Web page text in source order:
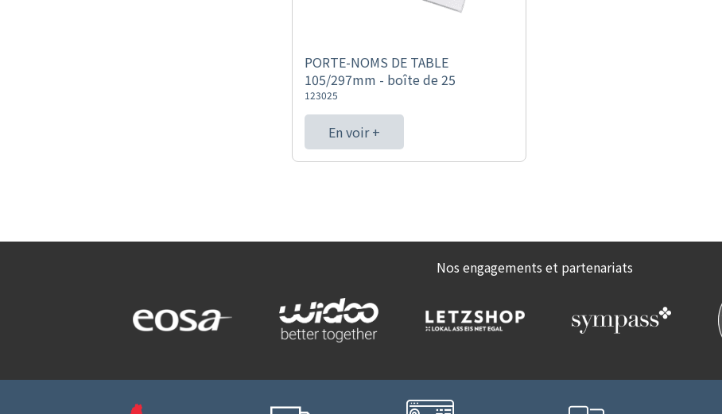
PORTE-NOMS DE TABLE
105/297mm - boîte de 25
123025
En voir +
Nos engagements et partenariats